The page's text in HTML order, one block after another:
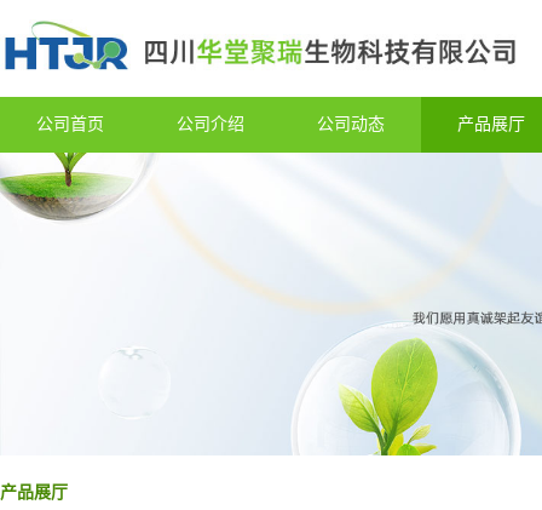
公司首页 公司介绍 公司动态 产品展厅
产品展厅